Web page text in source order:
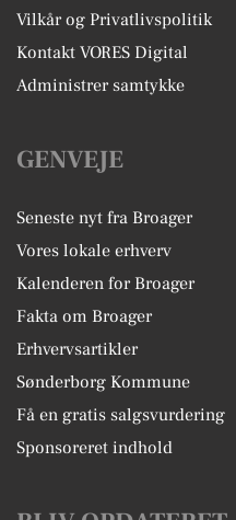
Vilkår og Privatlivspolitik
Kontakt VORES Digital
Administrer samtykke
GENVEJE
Seneste nyt fra Broager
Vores lokale erhverv
Kalenderen for Broager
Fakta om Broager
Erhvervsartikler
Sønderborg Kommune
Få en gratis salgsvurdering
Sponsoreret indhold